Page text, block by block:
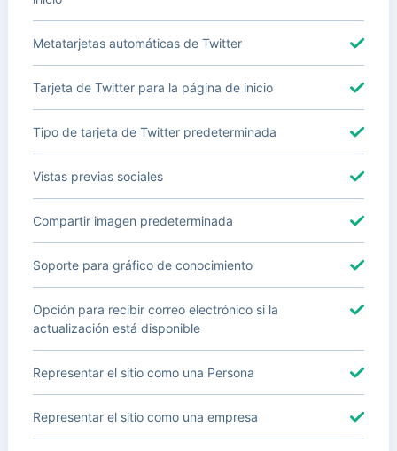
Metatarjetas automáticas de Twitter
Tarjeta de Twitter para la página de inicio
Tipo de tarjeta de Twitter predeterminada
Vistas previas sociales
Compartir imagen predeterminada
Soporte para gráfico de conocimiento
Opción para recibir correo electrónico si la
actualización está disponible
Representar el sitio como una Persona
Representar el sitio como una empresa